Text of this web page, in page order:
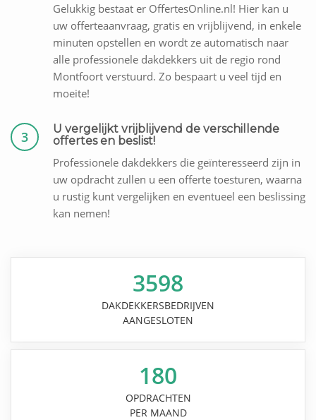
Gelukkig bestaat er OffertesOnline.nl! Hier kan u
uw offerteaanvraag, gratis en vrijblijvend, in enkele
minuten opstellen en wordt ze automatisch naar
alle professionele dakdekkers uit de regio rond
Montfoort verstuurd. Zo bespaart u veel tijd en
moeite!
3
U vergelijkt vrijblijvend de verschillende
offertes en beslist!
Professionele dakdekkers die geïnteresseerd zijn in
uw opdracht zullen u een offerte toesturen, waarna
u rustig kunt vergelijken en eventueel een beslissing
kan nemen!
3598
DAKDEKKERSBEDRIJVEN
AANGESLOTEN
180
OPDRACHTEN
PER MAAND